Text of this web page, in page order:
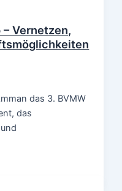
Vernetzen,
das 3. BVMW
das